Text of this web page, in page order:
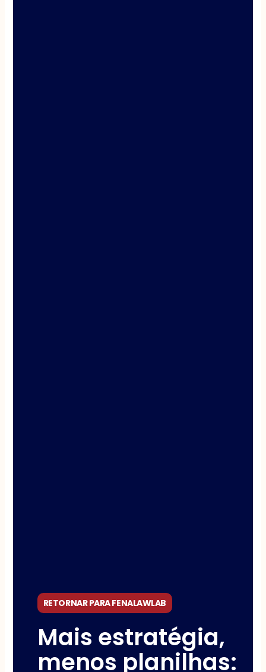
RETORNAR PARA FENALAWLAB
Mais estratégia,
menos planilhas: